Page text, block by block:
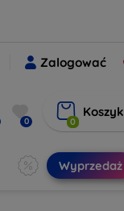
Zalogować
0 0
Koszyk
Wyprzedaż